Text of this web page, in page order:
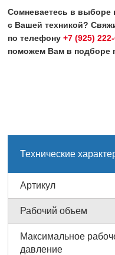
Сомневаетесь в выборе
с Вашей техникой?
по телефону+7 (925)
поможем Вам в подборе
Технические
Артикул
Рабочий объем
Максимальное
давление